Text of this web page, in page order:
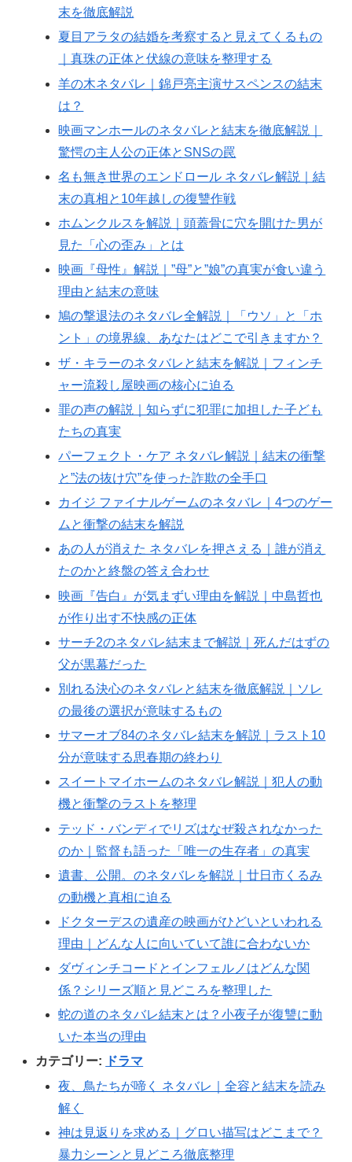
末を徹底解説
夏目アラタの結婚を考察すると見えてくるもの
｜真珠の正体と伏線の意味を整理する
羊の木ネタバレ｜錦戸亮主演サスペンスの結末
は？
映画マンホールのネタバレと結末を徹底解説｜
驚愕の主人公の正体とSNSの罠
名も無き世界のエンドロール ネタバレ解説｜結
末の真相と10年越しの復讐作戦
ホムンクルスを解説｜頭蓋骨に穴を開けた男が
見た「心の歪み」とは
映画『母性』解説｜”母”と”娘”の真実が食い違う
理由と結末の意味
鳩の撃退法のネタバレ全解説｜「ウソ」と「ホ
ント」の境界線、あなたはどこで引きますか？
ザ・キラーのネタバレと結末を解説｜フィンチ
ャー流殺し屋映画の核心に迫る
罪の声の解説｜知らずに犯罪に加担した子ども
たちの真実
パーフェクト・ケア ネタバレ解説｜結末の衝撃
と”法の抜け穴”を使った詐欺の全手口
カイジ ファイナルゲームのネタバレ｜4つのゲー
ムと衝撃の結末を解説
あの人が消えた ネタバレを押さえる｜誰が消え
たのかと終盤の答え合わせ
映画『告白』が気まずい理由を解説｜中島哲也
が作り出す不快感の正体
サーチ2のネタバレ結末まで解説｜死んだはずの
父が黒幕だった
別れる決心のネタバレと結末を徹底解説｜ソレ
の最後の選択が意味するもの
サマーオブ84のネタバレ結末を解説｜ラスト10
分が意味する思春期の終わり
スイートマイホームのネタバレ解説｜犯人の動
機と衝撃のラストを整理
テッド・バンディでリズはなぜ殺されなかった
のか｜監督も語った「唯一の生存者」の真実
遺書、公開。のネタバレを解説｜廿日市くるみ
の動機と真相に迫る
ドクターデスの遺産の映画がひどいといわれる
理由｜どんな人に向いていて誰に合わないか
ダヴィンチコードとインフェルノはどんな関
係？シリーズ順と見どころを整理した
蛇の道のネタバレ結末とは？小夜子が復讐に動
いた本当の理由
カテゴリー:
ドラマ
夜、鳥たちが啼く ネタバレ｜全容と結末を読み
解く
神は見返りを求める｜グロい描写はどこまで？
暴力シーンと見どころ徹底整理